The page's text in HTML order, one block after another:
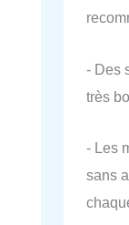
- Des
très
- Les
sans